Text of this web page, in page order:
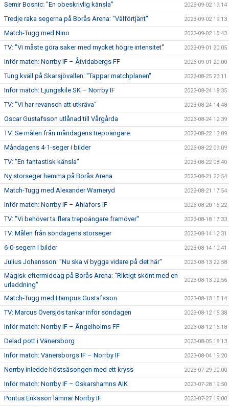
Semir Bosnic: "En obeskrivlig känsla" 2023-09-02 19:14
Tredje raka segerna på Borås Arena: "Välförtjänt" 2023-09-02 19:13
Match-Tugg med Nino 2023-09-02 15:43
TV: "Vi måste göra saker med mycket högre intensitet" 2023-09-01 20:05
Inför match: Norrby IF – Åtvidabergs FF 2023-09-01 20:00
Tung kväll på Skarsjövallen: "Tappar matchplanen" 2023-08-25 23:11
Inför match: Ljungskile SK – Norrby IF 2023-08-24 18:35
TV: "Vi har revansch att utkräva" 2023-08-24 14:48
Oscar Gustafsson utlånad till Vårgårda 2023-08-24 12:39
TV: Se målen från måndagens trepoängare 2023-08-22 13:09
Måndagens 4-1-seger i bilder 2023-08-22 09:09
TV: "En fantastisk känsla" 2023-08-22 08:40
Ny storseger hemma på Borås Arena 2023-08-21 22:54
Match-Tugg med Alexander Warneryd 2023-08-21 17:54
Inför match: Norrby IF – Ahlafors IF 2023-08-20 16:22
TV: "Vi behöver ta flera trepoängare framöver" 2023-08-18 17:33
TV: Målen från söndagens storseger 2023-08-14 12:31
6-0-segern i bilder 2023-08-14 10:41
Julius Johansson: "Nu ska vi bygga vidare på det här" 2023-08-13 22:58
Magisk eftermiddag på Borås Arena: "Riktigt skönt med en
urladdning"
2023-08-13 22:56
Match-Tugg med Hampus Gustafsson 2023-08-13 15:14
TV: Marcus Översjös tankar inför söndagen 2023-08-12 15:38
Inför match: Norrby IF – Ängelholms FF 2023-08-12 15:18
Delad pott i Vänersborg 2023-08-05 18:13
Inför match: Vänersborgs IF – Norrby IF 2023-08-04 19:20
Norrby inledde höstsäsongen med ett kryss 2023-07-29 20:00
Inför match: Norrby IF – Oskarshamns AIK 2023-07-28 19:50
Pontus Eriksson lämnar Norrby IF 2023-07-27 19:00